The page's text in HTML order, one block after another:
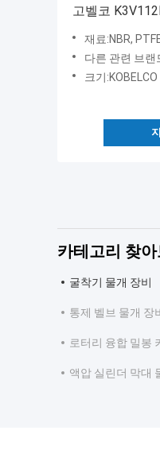
고벨코
는 장비를 갖춥
재료:NBR,
다른 관련 브랜
크기
카테고리 찾아
굴착기 물개 장비
통제 벨브 물개 장
로터리 융합 밀봉
액압 실린더 막대